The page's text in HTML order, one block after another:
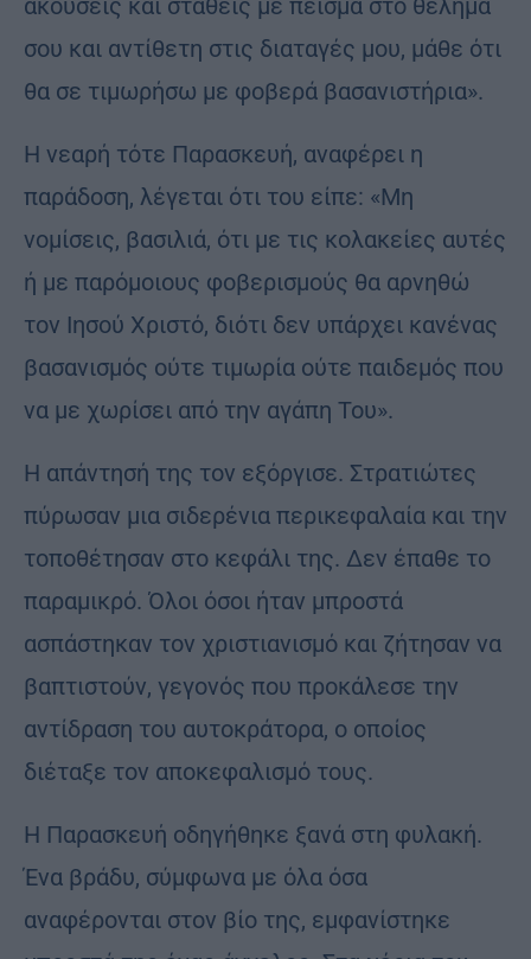
ακούσεις και σταθείς με πείσμα στο θέλημά
σου και αντίθετη στις διαταγές μου, μάθε ότι
θα σε τιμωρήσω με φοβερά βασανιστήρια».
Η νεαρή τότε Παρασκευή, αναφέρει η
παράδοση, λέγεται ότι του είπε: «Μη
νομίσεις, βασιλιά, ότι με τις κολακείες αυτές
ή με παρόμοιους φοβερισμούς θα αρνηθώ
τον Ιησού Χριστό, διότι δεν υπάρχει κανένας
βασανισμός ούτε τιμωρία ούτε παιδεμός που
να με χωρίσει από την αγάπη Του».
Η απάντησή της τον εξόργισε. Στρατιώτες
πύρωσαν μια σιδερένια περικεφαλαία και την
τοποθέτησαν στο κεφάλι της. Δεν έπαθε το
παραμικρό. Όλοι όσοι ήταν μπροστά
ασπάστηκαν τον χριστιανισμό και ζήτησαν να
βαπτιστούν, γεγονός που προκάλεσε την
αντίδραση του αυτοκράτορα, ο οποίος
διέταξε τον αποκεφαλισμό τους.
Η Παρασκευή οδηγήθηκε ξανά στη φυλακή.
Ένα βράδυ, σύμφωνα με όλα όσα
αναφέρονται στον βίο της, εμφανίστηκε